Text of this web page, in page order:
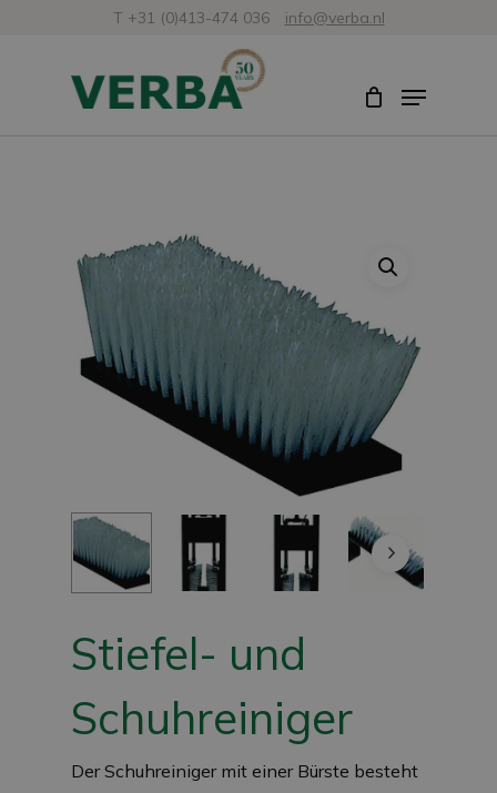
T +31 (0)413-474 036 info@verba.nl
Menü
Stiefel- und
Schuhreiniger
Der Schuhreiniger mit einer Bürste besteht